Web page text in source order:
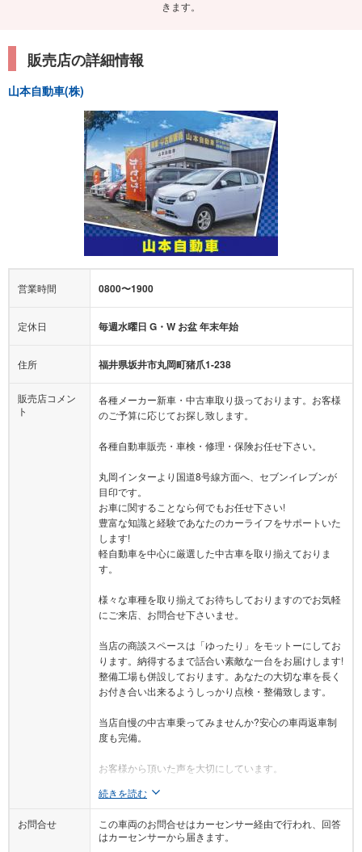
きます。
販売店の詳細情報
山本自動車(株)
営業時間 0800〜1900
定休日 毎週水曜日 G・W お盆 年末年始
住所 福井県坂井市丸岡町猪爪1-238
販売店コメン
ト
各種メーカー新車・中古車取り扱っております。お客様
のご予算に応じてお探し致します。
各種自動車販売・車検・修理・保険お任せ下さい。
丸岡インターより国道8号線方面へ、セブンイレブンが
目印です。
お車に関することなら何でもお任せ下さい!
豊富な知識と経験であなたのカーライフをサポートいた
します!
軽自動車を中心に厳選した中古車を取り揃えておりま
す。
様々な車種を取り揃えてお待ちしておりますのでお気軽
にご来店、お問合せ下さいませ。
当店の商談スペースは「ゆったり」をモットーにしてお
ります。納得するまで話合い素敵な一台をお届けします!
整備工場も併設しております。あなたの大切な車を長く
お付き合い出来るようしっかり点検・整備致します。
当店自慢の中古車乗ってみませんか?安心の車両返車制
度も完備。
お客様から頂いた声を大切にしています。
続きを読む
お問合せ
この車両のお問合せはカーセンサー経由で行われ、回答
はカーセンサーから届きます。